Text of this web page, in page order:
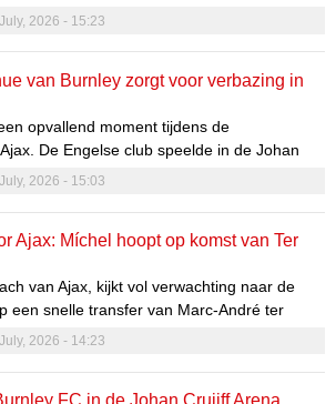
debuut, maar niet zonder ophef. De
deze jonge Braziliaanse aanvaller zijn
analisten kijken met spanning uit naar zijn
die hij zal hebben op het team.
2026 - 15:23
van Burnley zorgt voor verbazing in
opvallend moment tijdens de
De Engelse club speelde in de Johan
Ajax-kousen over de eigen sokken.
2026 - 15:03
Ajax: Míchel hoopt op komst van Ter
van Ajax, kijkt vol verwachting naar de
een snelle transfer van Marc-André ter
komst van deze gerenommeerde doelman
lijn versterken, maar ook de algehele
2026 - 14:23
FC in de Johan Cruijff Arena